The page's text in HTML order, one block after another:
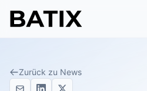
Zurück zu News